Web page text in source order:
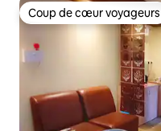
Coup de cœur voyageurs
Coup de cœur voyageurs